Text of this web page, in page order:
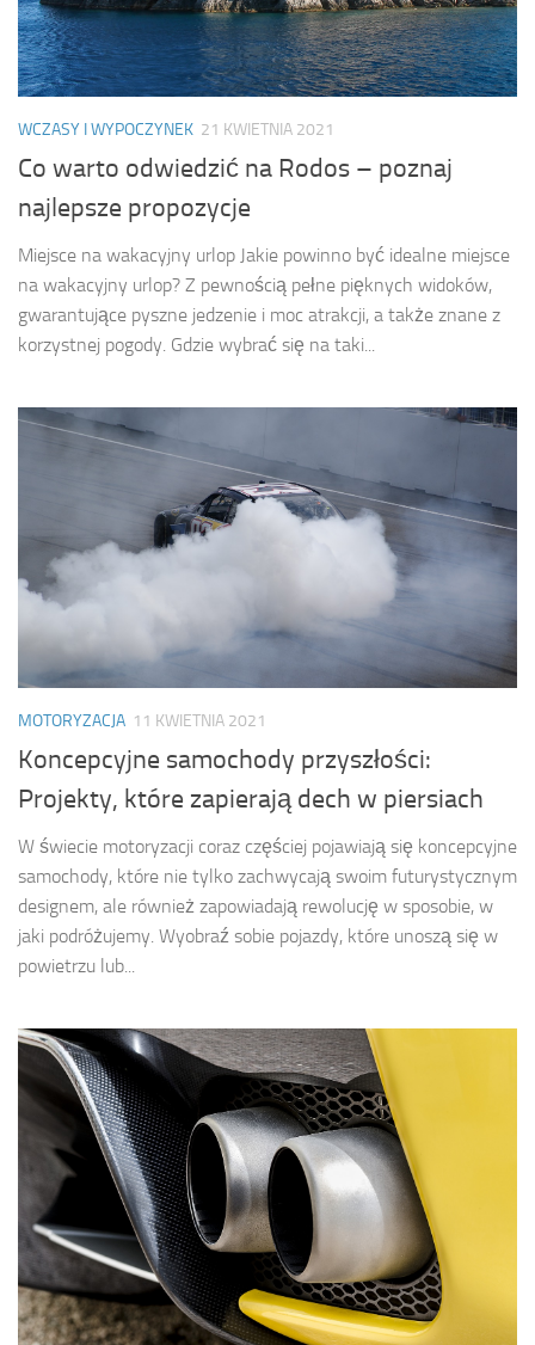
WCZASY I WYPOCZYNEK 21 KWIETNIA 2021
Co warto odwiedzić na Rodos – poznaj
najlepsze propozycje
Miejsce na wakacyjny urlop Jakie powinno być idealne miejsce
na wakacyjny urlop? Z pewnością pełne pięknych widoków,
gwarantujące pyszne jedzenie i moc atrakcji, a także znane z
korzystnej pogody. Gdzie wybrać się na taki...
MOTORYZACJA 11 KWIETNIA 2021
Koncepcyjne samochody przyszłości:
Projekty, które zapierają dech w piersiach
W świecie motoryzacji coraz częściej pojawiają się koncepcyjne
samochody, które nie tylko zachwycają swoim futurystycznym
designem, ale również zapowiadają rewolucję w sposobie, w
jaki podróżujemy. Wyobraź sobie pojazdy, które unoszą się w
powietrzu lub...